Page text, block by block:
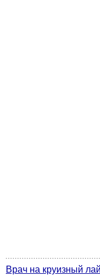
Врач на круизный